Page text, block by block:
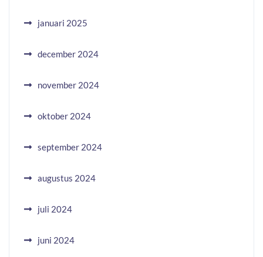
januari 2025
december 2024
november 2024
oktober 2024
september 2024
augustus 2024
juli 2024
juni 2024